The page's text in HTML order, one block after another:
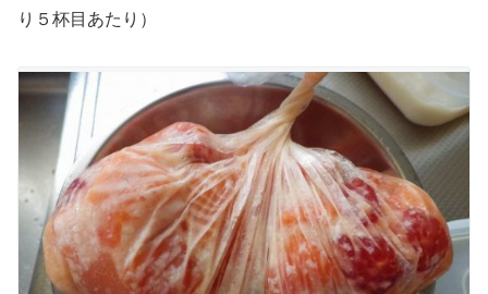
り５杯目あたり）